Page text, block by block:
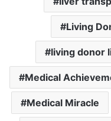
Living
living donor
Medical
Medical Miracle